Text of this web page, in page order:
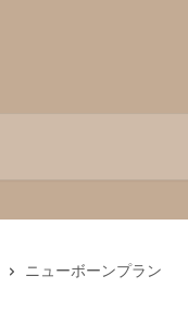
ニューボーンプラン